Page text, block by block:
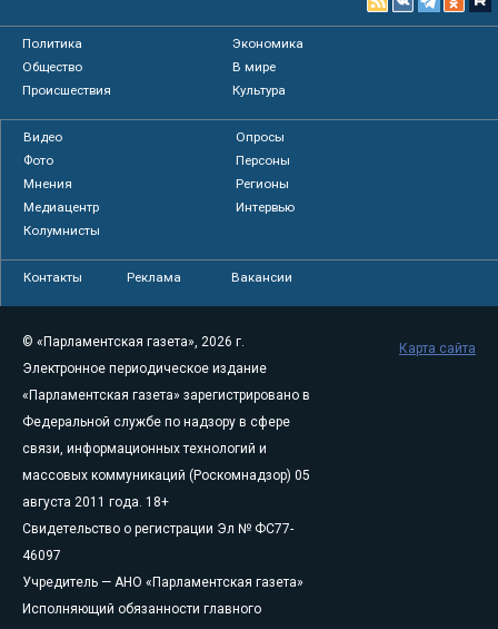
Политика
Экономика
Общество
В мире
Происшествия
Культура
Видео
Опросы
Фото
Персоны
Мнения
Регионы
Медиацентр
Интервью
Колумнисты
Контакты Реклама Вакансии
© «Парламентская газета», 2026 г.
Электронное периодическое издание
«Парламентская газета» зарегистрировано в
Федеральной службе по надзору в сфере
связи, информационных технологий и
массовых коммуникаций (Роскомнадзор) 05
августа 2011 года. 18+
Свидетельство о регистрации Эл № ФС77-
46097
Учредитель — АНО «Парламентская газета»
Исполняющий обязанности главного
Карта сайта